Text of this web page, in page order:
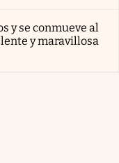
y se conmueve al
y maravillosa